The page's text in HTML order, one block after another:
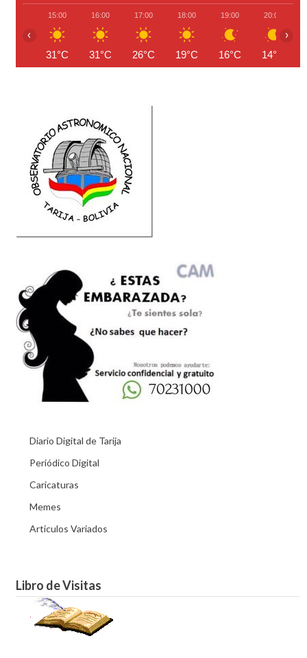
15:00
31°C
16:00
31°C
17:00
26°C
18:00
19°C
19:00
16°C
20:00
14°C
‹ ›
Diario Digital de Tarija
Periódico Digital
Caricaturas
Memes
Articulos Variados
Libro de Visitas